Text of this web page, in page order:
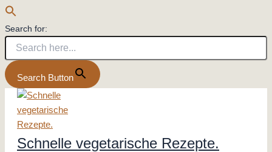
Search for:
Search Button
Zum
Inhalt
springen
Schnelle vegetarische Rezepte.